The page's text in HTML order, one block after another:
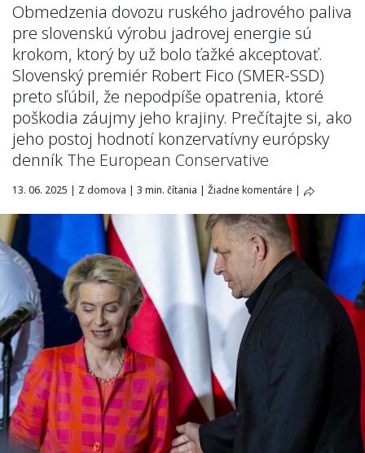
Obmedzenia dovozu ruského jadrového paliva
pre slovenskú výrobu jadrovej energie sú
krokom, ktorý by už bolo ťažké akceptovať.
Slovenský premiér Robert Fico (SMER-SSD)
preto sľúbil, že nepodpíše opatrenia, ktoré
poškodia záujmy jeho krajiny. Prečítajte si, ako
jeho postoj hodnotí konzervatívny európsky
denník The European Conservative
13. 06. 2025 | Z domova | 3 min. čítania | Žiadne komentáre |